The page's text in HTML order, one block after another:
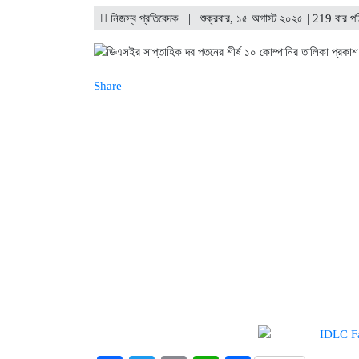
ইউরোপে সম্প্রসারণ কৌশলে নতুন
নিজস্ব প্রতিবেদক | শুক্রবার, ১৫ অগাস্ট ২০২৫ | 219 বার
Share